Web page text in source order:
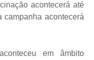
acontecerá até
campanha acontecerá
em âmbito